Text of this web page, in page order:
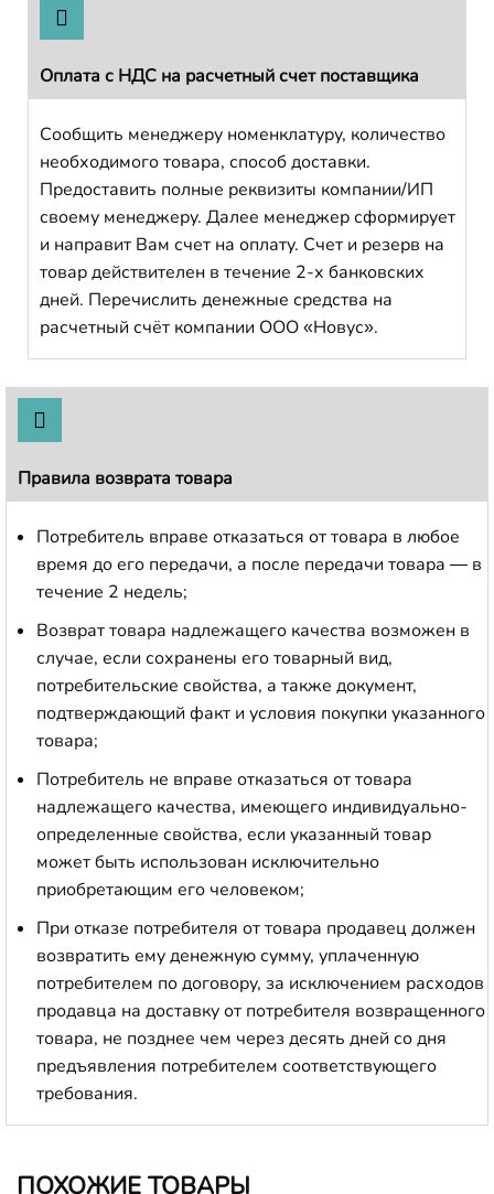
Оплата с НДС на расчетный счет поставщика
Сообщить менеджеру номенклатуру, количество
необходимого товара, способ доставки.
Предоставить полные реквизиты компании/ИП
своему менеджеру. Далее менеджер сформирует
и направит Вам счет на оплату. Счет и резерв на
товар действителен в течение 2-х банковских
дней. Перечислить денежные средства на
расчетный счёт компании ООО «Новус».
Правила возврата товара
Потребитель вправе отказаться от товара в любое
время до его передачи, а после передачи товара — в
течение 2 недель;
Возврат товара надлежащего качества возможен в
случае, если сохранены его товарный вид,
потребительские свойства, а также документ,
подтверждающий факт и условия покупки указанного
товара;
Потребитель не вправе отказаться от товара
надлежащего качества, имеющего индивидуально-
определенные свойства, если указанный товар
может быть использован исключительно
приобретающим его человеком;
При отказе потребителя от товара продавец должен
возвратить ему денежную сумму, уплаченную
потребителем по договору, за исключением расходов
продавца на доставку от потребителя возвращенного
товара, не позднее чем через десять дней со дня
предъявления потребителем соответствующего
требования.
ПОХОЖИЕ ТОВАРЫ